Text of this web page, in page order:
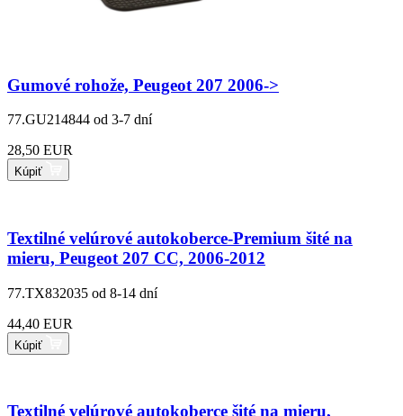
Gumové rohože, Peugeot 207 2006->
77.GU214844 od 3-7 dní
28,50 EUR
Kúpiť
Textilné velúrové autokoberce-Premium šité na
mieru, Peugeot 207 CC, 2006-2012
77.TX832035 od 8-14 dní
44,40 EUR
Kúpiť
Textilné velúrové autokoberce šité na mieru,